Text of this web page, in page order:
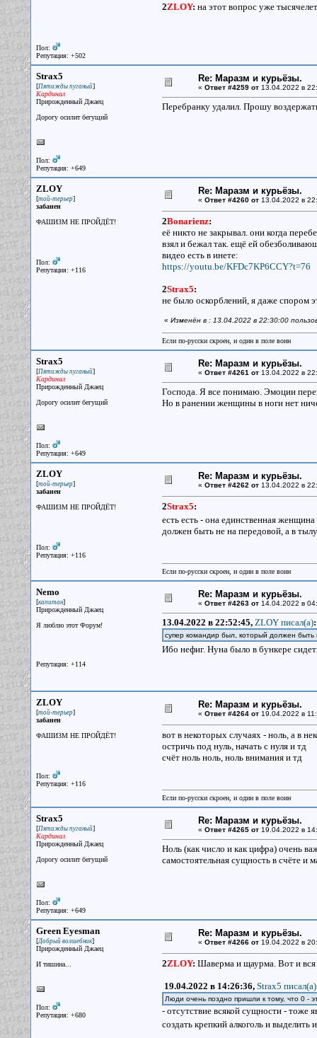
Пол:
Репутация: +502
2ZLOY: на этот вопрос уже
Strax5
[Пятижды пуганый]
Кардинал
Прирожденный Джаец
Дорогу осилит бегущий
Пол:
Репутация: +649
Re: Маразм и курьёзы.
« Ответ #4259 от13.04.2022 в
Перебранку удалил. Прошу
ZLOY
[той-терьер]
забанен
ФАШИЗМ НЕ ПРОЙДЁТ!
Пол:
Репутация: +116
Re: Маразм и курьёзы.
« Ответ #4260 от13.04.2022 в
2Bonarienz:
её никто не закрывал. они когда
взял и бежал так. ещё ей
видео есть в инете:
https://youtu.be/KFDc7KP6CCY?t=76
2Strax5:
не было оскорблений, я даже спором
« Изменён в : 13.04.2022 в 22:30:00
Если по-русски скроен, и один в поле воин
Strax5
[Пятижды пуганый]
Кардинал
Прирожденный Джаец
Дорогу осилит бегущий
Пол:
Репутация: +649
Re: Маразм и курьёзы.
« Ответ #4261 от13.04.2022 в
Господа. Я все понимаю. Эмоции
Но в ранении женщины в ноги нет
ZLOY
[той-терьер]
забанен
ФАШИЗМ НЕ ПРОЙДЁТ!
Пол:
Репутация: +116
Re: Маразм и курьёзы.
« Ответ #4262 от13.04.2022 в
2Strax5:
есть есть - она единственная
должен быть не на передовой, а в
Если по-русски скроен, и один в поле воин
Nemo
[капитан]
Прирожденный Джаец
Я люблю этот Форум!
Репутация: +114
Re: Маразм и курьёзы.
« Ответ #4263 от14.04.2022 в
13.04.2022 в 22:52:45, ZLOY писал(a):
супер командир был, который должен быть
Ибо нефиг. Нуна было в бункере
ZLOY
[той-терьер]
забанен
ФАШИЗМ НЕ ПРОЙДЁТ!
Пол:
Репутация: +116
Re: Маразм и курьёзы.
« Ответ #4264 от19.04.2022 в
вот в некоторых случаях - ноль, а в
остричь под нуль, начать с нуля и тд
счёт ноль ноль, ноль внимания и тд
Если по-русски скроен, и один в поле воин
Strax5
[Пятижды пуганый]
Кардинал
Прирожденный Джаец
Дорогу осилит бегущий
Пол:
Репутация: +649
Re: Маразм и курьёзы.
« Ответ #4265 от19.04.2022 в
Ноль (как число и как цифра) очень
самостоятельная сущность в счёте и
Green Eyesman
[Добрый волшебник]
Прирожденный Джаец
И тишина...
Пол:
Репутация: +680
Re: Маразм и курьёзы.
« Ответ #4266 от19.04.2022 в
2ZLOY: Шаверма и щаурма. Вот и вся
19.04.2022 в 14:26:36, Strax5 писал(a)
Люди очень поздно пришли к тому, что 0 -
- отсутствие всякой сущности - тоже
создать крепкий алкоголь и